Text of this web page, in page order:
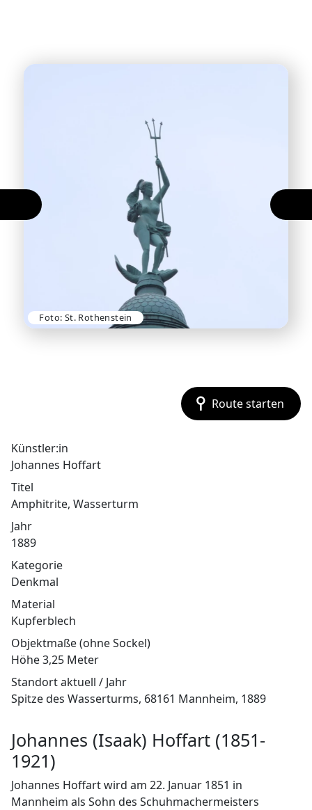
Foto: St. Rothenstein
Previous
Künstler:in
Johannes Hoffart
Titel
Amphitrite, Wasserturm
Jahr
1889
Kategorie
Denkmal
Material
Kupferblech
Objektmaße (ohne Sockel)
Höhe 3,25 Meter
Standort aktuell / Jahr
Spitze des Wasserturms, 68161 Mannheim, 1889
Route starten
Johannes (Isaak) Hoffart (1851-
1921)
Johannes Hoffart wird am 22. Januar 1851 in
Mannheim als Sohn des Schuhmachermeisters